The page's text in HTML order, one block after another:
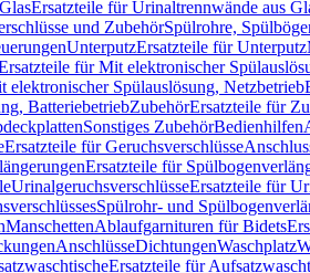
Ersatzteile für Urinaltrennwände aus
und ZubehörSpülrohre,
UnterputzErsatzteile für Unterputz
für Mit elektronischer
elektronischer Spülauslösung, Netzbetrieb
BatteriebetriebZubehörErsatzteile für
Sonstiges ZubehörBedienhilfen
Ersatzteile für Geruchsverschlüsse
Ersatzteile für
UrinalgeruchsverschlüsseErsatzteile für
Spülrohr- und
ManschettenAblaufgarnituren für Bidets
AnschlüsseDichtungenWaschplatz
Ersatzteile für